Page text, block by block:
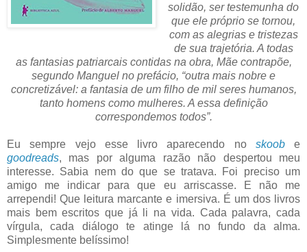
solidão, ser testemunha do
que ele próprio se tornou,
com as alegrias e tristezas
de sua trajetória. A todas
as fantasias patriarcais contidas na obra, Mãe contrapõe,
segundo Manguel no prefácio, “outra mais nobre e
concretizável: a fantasia de um filho de mil seres humanos,
tanto homens como mulheres. A essa definição
correspondemos todos”.
Eu sempre vejo esse livro aparecendo no skoob
e
goodreads, mas por alguma razão não despertou meu
interesse. Sabia nem do que se tratava. Foi preciso um
amigo me indicar para que eu arriscasse. E não me
arrependi! Que leitura marcante e imersiva. É um dos livros
mais bem escritos que já li na vida. Cada palavra, cada
vírgula, cada diálogo te atinge lá no fundo da alma.
Simplesmente belíssimo!